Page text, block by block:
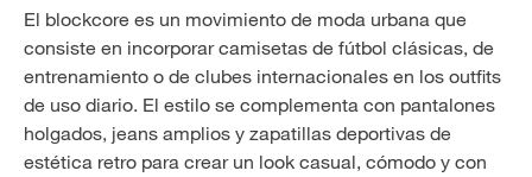
El blockcore es un movimiento de moda urbana que
consiste en incorporar camisetas de fútbol clásicas, de
entrenamiento o de clubes internacionales en los outfits
de uso diario. El estilo se complementa con pantalones
holgados, jeans amplios y zapatillas deportivas de
estética retro para crear un look casual, cómodo y con